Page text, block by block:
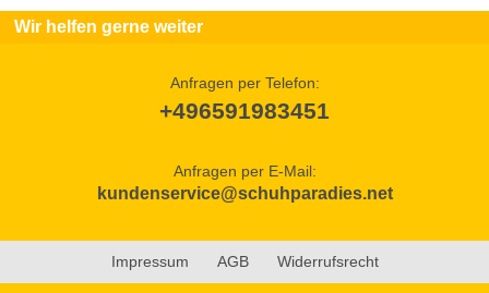
Wir helfen gerne weiter
Anfragen per Telefon:
+496591983451
Anfragen per E-Mail:
kundenservice@schuhparadies.net
Impressum AGB Widerrufsrecht